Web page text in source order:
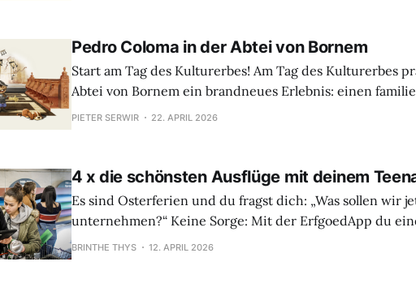
zeitgenössischen Memes: Humor ist überall zu finden. Das
Pedro Coloma in der Abtei von Bornem
Start am Tag des Kulturerbes! Am Tag des Kulturerbes präsentiert die
Abtei von Bornem ein brandneues Erlebnis: einen
Rundgang voller Geschichten, Humor, spielerischer
Teil einer wachsenden Reihe, mit der das
PIETER SERWIR 22. APRIL 2026
4 x die schönsten Ausflüge mit deinem
Es sind Osterferien und du fragst dich: „Was sollen wir
unternehmen?“ Keine Sorge: Mit der ErfgoedApp du
Tagesausflug. Du musst nicht ins Flugzeug steigen, um
BRINTHE THYS 12. APRIL 2026